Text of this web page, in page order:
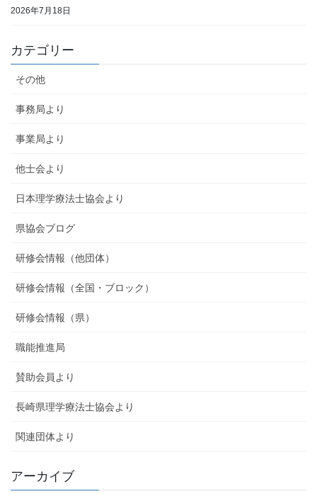
2026年7月18日
カテゴリー
その他
事務局より
事業局より
他士会より
日本理学療法士協会より
県協会ブログ
研修会情報（他団体）
研修会情報（全国・ブロック）
研修会情報（県）
職能推進局
賛助会員より
長崎県理学療法士協会より
関連団体より
アーカイブ